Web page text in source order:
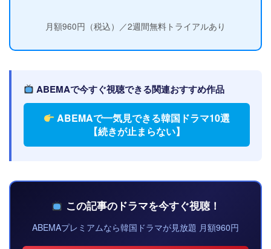
月額960円（税込）／2週間無料トライアルあり
ABEMAで今すぐ視聴できる関連おすすめ作品
ABEMAで一気見できる韓国ドラマ10選
【続きが止まらない】
この記事のドラマを今すぐ視聴！
ABEMAプレミアムなら韓国ドラマが見放題 月額960円